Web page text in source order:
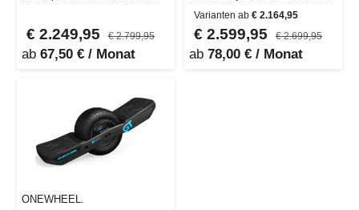
€ 2.249,95 € 2.799,95
ab 67,50 € / Monat
niedrigsten gelegene (0.25…
Varianten ab € 2.164,95
€ 2.599,95 € 2.699,95
ab 78,00 € / Monat
ONEWHEEL.